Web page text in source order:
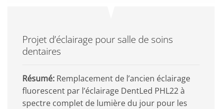
Projet d’éclairage pour salle de soins
dentaires
Résumé: Remplacement de l’ancien éclairage
fluorescent par l’éclairage DentLed PHL22 à
spectre complet de lumière du jour pour les